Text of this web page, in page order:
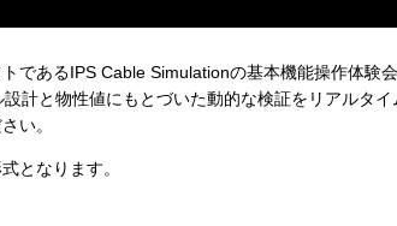
であるIPS Cable Simulationの基本機能操作体験会
計と物性値にもとづいた動的な検証をリアルタイ
い。
となります。